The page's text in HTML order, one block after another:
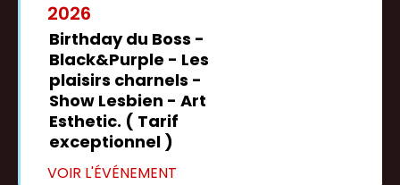
2026
Birthday du Boss -
Black&Purple - Les
plaisirs charnels -
Show Lesbien - Art
Esthetic. ( Tarif
exceptionnel )